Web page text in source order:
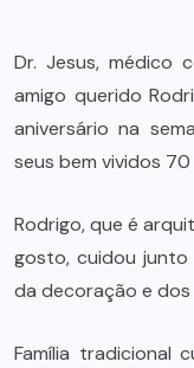
Dr. Jesus, médico
amigo querido
aniversário na
seus bem vividos 70
Rodrigo, que é
gosto, cuidou junto
da decoração e
Família tradicional